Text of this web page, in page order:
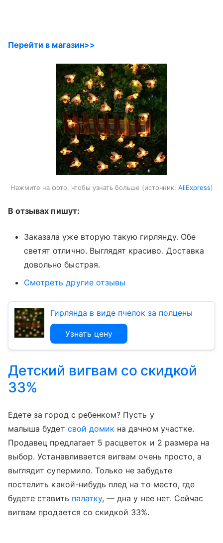
Перейти в магазин>>
Нажмите на фото, чтобы узнать больше источник: AliExpress
В отзывах пишут:
Заказала уже вторую такую гирлянду. Обе
светят отлично. Выглядят красиво. Доставка
довольно быстрая.
Смотреть другие отзывы
Гирлянда в виде пчелок за полцены
Узнать цену
Детский вигвам со скидкой
33%
Едете за город с ребенком? Пусть у
малыша будет свой домик на дачном участке.
Продавец предлагает 5 расцветок и 2 размера на
выбор. Устанавливается вигвам очень просто, а
выглядит супермило. Только не забудьте
постелить какой-нибудь плед на то место, где
будете ставить палатку, — дна у нее нет. Сейчас
вигвам продается со скидкой 33%.